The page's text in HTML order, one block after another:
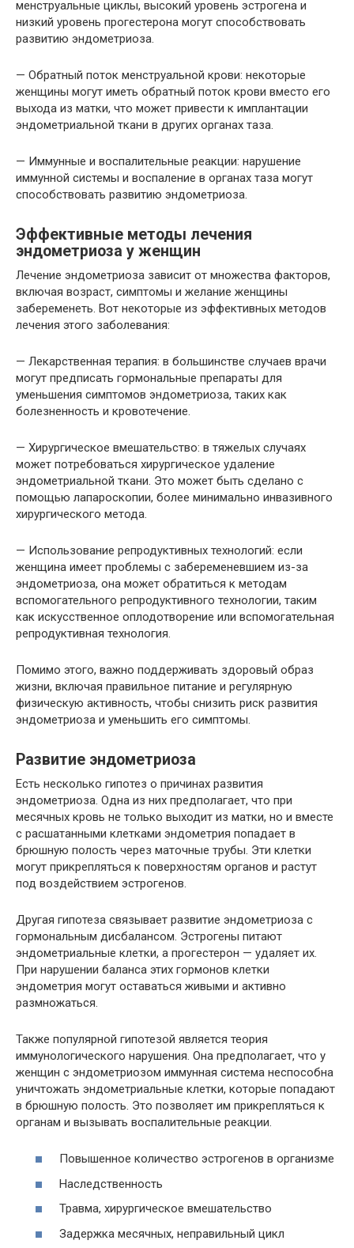
менструальные циклы, высокий уровень эстрогена и
низкий уровень прогестерона могут способствовать
развитию эндометриоза.
— Обратный поток менструальной крови: некоторые
женщины могут иметь обратный поток крови вместо его
выхода из матки, что может привести к имплантации
эндометриальной ткани в других органах таза.
— Иммунные и воспалительные реакции: нарушение
иммунной системы и воспаление в органах таза могут
способствовать развитию эндометриоза.
Эффективные методы лечения
эндометриоза у женщин
Лечение эндометриоза зависит от множества факторов,
включая возраст, симптомы и желание женщины
забеременеть. Вот некоторые из эффективных методов
лечения этого заболевания:
— Лекарственная терапия: в большинстве случаев врачи
могут предписать гормональные препараты для
уменьшения симптомов эндометриоза, таких как
болезненность и кровотечение.
— Хирургическое вмешательство: в тяжелых случаях
может потребоваться хирургическое удаление
эндометриальной ткани. Это может быть сделано с
помощью лапароскопии, более минимально инвазивного
хирургического метода.
— Использование репродуктивных технологий: если
женщина имеет проблемы с забеременевшием из-за
эндометриоза, она может обратиться к методам
вспомогательного репродуктивного технологии, таким
как искусственное оплодотворение или вспомогательная
репродуктивная технология.
Помимо этого, важно поддерживать здоровый образ
жизни, включая правильное питание и регулярную
физическую активность, чтобы снизить риск развития
эндометриоза и уменьшить его симптомы.
Развитие эндометриоза
Есть несколько гипотез о причинах развития
эндометриоза. Одна из них предполагает, что при
месячных кровь не только выходит из матки, но и вместе
с расшатанными клетками эндометрия попадает в
брюшную полость через маточные трубы. Эти клетки
могут прикрепляться к поверхностям органов и растут
под воздействием эстрогенов.
Другая гипотеза связывает развитие эндометриоза с
гормональным дисбалансом. Эстрогены питают
эндометриальные клетки, а прогестерон — удаляет их.
При нарушении баланса этих гормонов клетки
эндометрия могут оставаться живыми и активно
размножаться.
Также популярной гипотезой является теория
иммунологического нарушения. Она предполагает, что у
женщин с эндометриозом иммунная система неспособна
уничтожать эндометриальные клетки, которые попадают
в брюшную полость. Это позволяет им прикрепляться к
органам и вызывать воспалительные реакции.
Повышенное количество эстрогенов в организме
Наследственность
Травма, хирургическое вмешательство
Задержка месячных, неправильный цикл